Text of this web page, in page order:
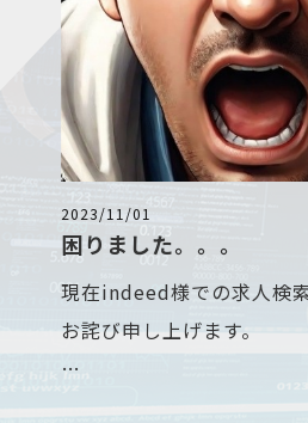
募集は営業職ですが、お
るのではなくお客様が毎
費やローンの費用を節約す
お客様から喜ばれながら稼
が可能です。
職場体験も可能なので、お
せください。
に今流行りのフリーラン
躍しませんか？
業務内容は、営業職です。
物売りではなく、現在使
家のWi-Fi回線の契約を見
費を削減するお手伝いをす
営業と聞くと嫌な顔される
ますが、弊社の営業はお客
いただけます。
事務所は、滋賀県の東近江
2023/11/01
困りました。。。
現在indeed様での求人検
お詫び申し上げます。
弊社の求人募集の要であ